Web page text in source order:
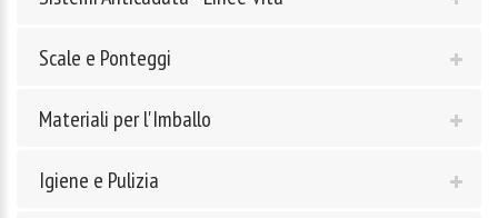
Scale e Ponteggi
Materiali per l'Imballo
Igiene e Pulizia